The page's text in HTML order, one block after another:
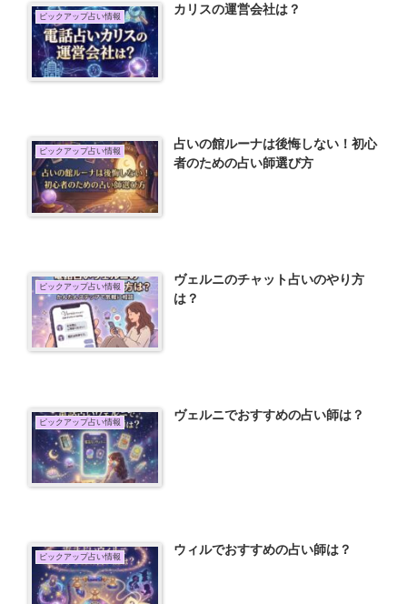
ピックアップ占い情報 カリスの運営会社は？
ピックアップ占い情報
占いの館ルーナは後悔しない！初心
者のための占い師選び方
ピックアップ占い情報
ヴェルニのチャット占いのやり方
は？
ピックアップ占い情報 ヴェルニでおすすめの占い師は？
ピックアップ占い情報 ウィルでおすすめの占い師は？